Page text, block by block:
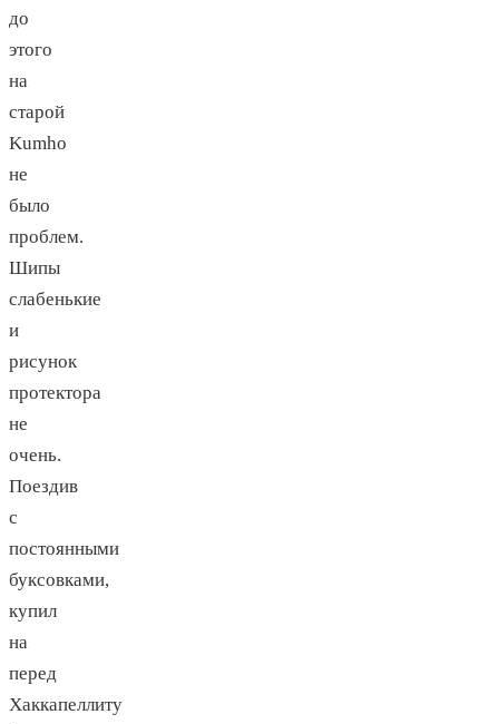
до
этого
на
старой
Kumho
не
было
проблем.
Шипы
слабенькие
и
рисунок
протектора
не
очень.
Поездив
с
постоянными
буксовками,
купил
на
перед
Хаккапеллиту